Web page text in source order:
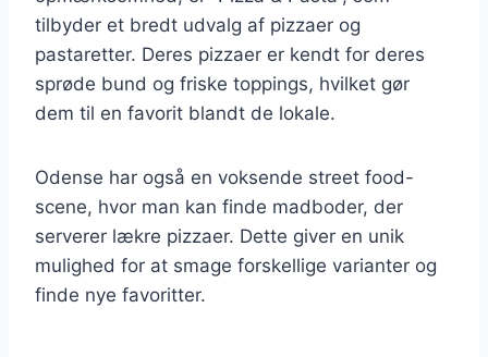
tilbyder et bredt udvalg af pizzaer og
pastaretter. Deres pizzaer er kendt for deres
sprøde bund og friske toppings, hvilket gør
dem til en favorit blandt de lokale.
Odense har også en voksende street food-
scene, hvor man kan finde madboder, der
serverer lækre pizzaer. Dette giver en unik
mulighed for at smage forskellige varianter og
finde nye favoritter.